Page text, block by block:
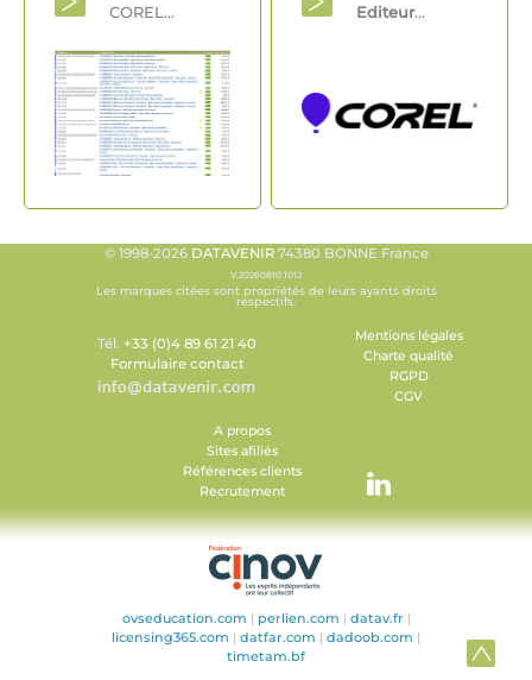
COREL...
Editeur...
© 1998-2026 DATAVENIR74380 BONNE France
V.20260810.1012
Les marques citées sont propriétés de leurs ayants droits
respectifs.
Tél. +33 (0)4 89 61 21 40
Formulaire contact
Mentions légales
Charte qualité
RGPD
CGV
A propos
Sites afiliés
Références clients
Recrutement
ovseducation.com | perlien.com | datav.fr |
licensing365.com | datfar.com | dadoob.com |
timetam.bf